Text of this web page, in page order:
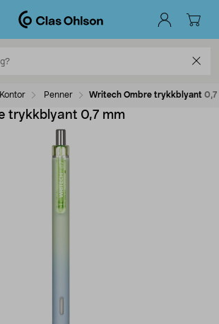
Kontor Penner Writech Ombre trykkblyant 0,7
trykkblyant 0,7 mm